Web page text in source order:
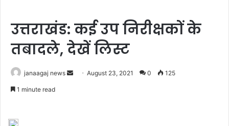
उत्तराखंड: कई उप निरीक्षकों के
तबादले, देखें लिस्ट
janaagaj news
SendAugust 23, 2021 0 125
1 minute read